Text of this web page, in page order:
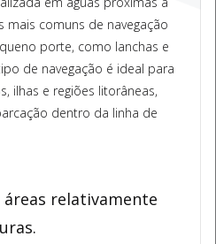
mais comuns de navegação
porte, como lanchas e
de navegação é ideal para
ilhas e regiões litorâneas,
dentro da linha de
áreas relativamente